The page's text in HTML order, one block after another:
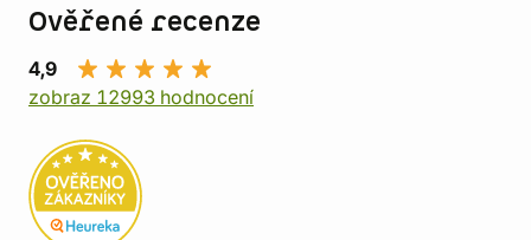
Ověřené recenze
4,9
zobraz 12993 hodnocení